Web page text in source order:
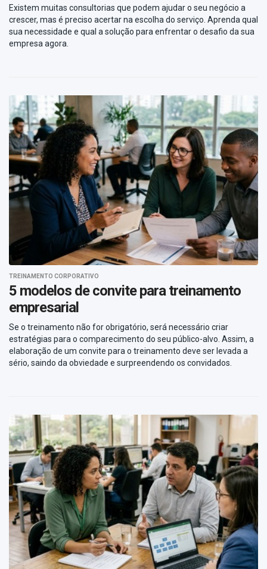
Existem muitas consultorias que podem ajudar o seu negócio a
crescer, mas é preciso acertar na escolha do serviço. Aprenda qual
sua necessidade e qual a solução para enfrentar o desafio da sua
empresa agora.
TREINAMENTO CORPORATIVO
5 modelos de convite para treinamento
empresarial
Se o treinamento não for obrigatório, será necessário criar
estratégias para o comparecimento do seu público-alvo. Assim, a
elaboração de um convite para o treinamento deve ser levada a
sério, saindo da obviedade e surpreendendo os convidados.